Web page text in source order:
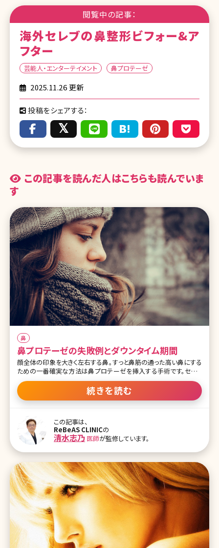
閲覧中の記事：
海外セレブの鼻整形ビフォー&ア
フター
芸能人・エンターテイメント 鼻プロテーゼ
2025.11.26 更新
投稿をシェアする：
この記事を読んだ人はこちらも読んでいま
す
鼻
鼻プロテーゼの失敗例とダウンタイム期間
顔全体の印象を大きく左右する鼻。すっと鼻筋の通った高い鼻にする
ための一番確実な方法は鼻プロテーゼを挿入する手術です。セレブ
やモデルの間でも実は鼻プロテーゼを入れている人が多いよう。しか
し、同時に鼻プロテーゼは美容整形手術の中でもトラブルが多く、将
来的なメンテナンスが必要と言われる難易度の高い手術でもありま
ンポイント】顔全体の印象を大きく変えることが出来る鼻の施術、そ
の中で代表的なものがプロテーゼです。以前からある確立された施
術ですが、後悔しないためにメリット、デメリットをしっかり理解して施
術を受けることが重要です。 目次 1.鼻プロテーゼ手術の前に知って
続きを読む
この記事は、
ReBeAS CLINICの
清水志乃 医師が監修しています。